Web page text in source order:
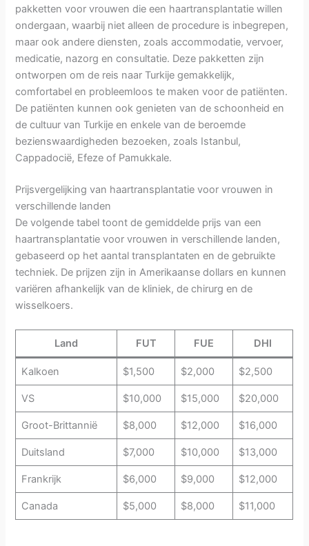
pakketten voor vrouwen die een haartransplantatie willen
ondergaan, waarbij niet alleen de procedure is inbegrepen,
maar ook andere diensten, zoals accommodatie, vervoer,
medicatie, nazorg en consultatie. Deze pakketten zijn
ontworpen om de reis naar Turkije gemakkelijk,
comfortabel en probleemloos te maken voor de patiënten.
De patiënten kunnen ook genieten van de schoonheid en
de cultuur van Turkije en enkele van de beroemde
bezienswaardigheden bezoeken, zoals Istanbul,
Cappadocië, Efeze of Pamukkale.
Prijsvergelijking van haartransplantatie voor vrouwen in
verschillende landen
De volgende tabel toont de gemiddelde prijs van een
haartransplantatie voor vrouwen in verschillende landen,
gebaseerd op het aantal transplantaten en de gebruikte
techniek. De prijzen zijn in Amerikaanse dollars en kunnen
variëren afhankelijk van de kliniek, de chirurg en de
wisselkoers.
Land FUT FUE DHI
Kalkoen $1,500 $2,000 $2,500
VS $10,000 $15,000 $20,000
Groot-Brittannië $8,000 $12,000 $16,000
Duitsland $7,000 $10,000 $13,000
Frankrijk $6,000 $9,000 $12,000
Canada $5,000 $8,000 $11,000